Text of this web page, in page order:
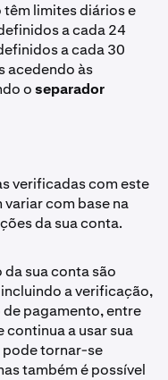
limites diários e
a cada 24
a cada 30
acedendo às
oseparador
verificadas com este
com base na
da sua conta.
sua conta são
a verificação,
pagamento, entre
continua a usar sua
tornar-se
também é possível